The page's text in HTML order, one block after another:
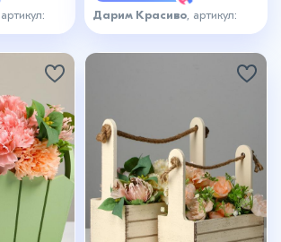
, артикул:
Дарим Красиво , артикул:
4649991